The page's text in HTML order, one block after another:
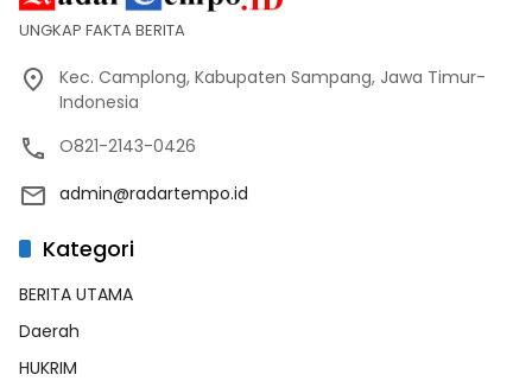
UNGKAP FAKTA BERITA
Kec. Camplong, Kabupaten Sampang, Jawa Timur-
Indonesia
O821-2143-0426
admin@radartempo.id
Kategori
BERITA UTAMA
Daerah
HUKRIM